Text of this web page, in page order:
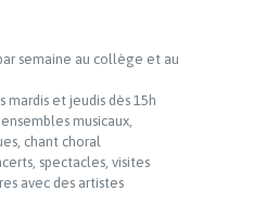
semaine au collège et au
mardis et jeudis dès 15h
musicaux,
chant choral
spectacles, visites
avec des artistes